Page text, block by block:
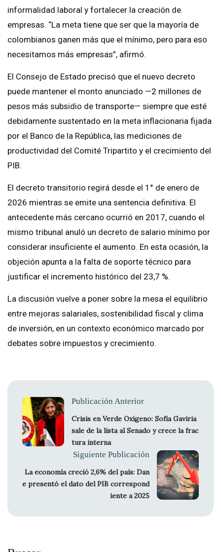
informalidad laboral y fortalecer la creación de
empresas. “La meta tiene que ser que la mayoría de
colombianos ganen más que el mínimo, pero para eso
necesitamos más empresas”, afirmó.
El Consejo de Estado precisó que el nuevo decreto
puede mantener el monto anunciado —2 millones de
pesos más subsidio de transporte— siempre que esté
debidamente sustentado en la meta inflacionaria fijada
por el Banco de la República, las mediciones de
productividad del Comité Tripartito y el crecimiento del
PIB.
El decreto transitorio regirá desde el 1° de enero de
2026 mientras se emite una sentencia definitiva. El
antecedente más cercano ocurrió en 2017, cuando el
mismo tribunal anuló un decreto de salario mínimo por
considerar insuficiente el aumento. En esta ocasión, la
objeción apunta a la falta de soporte técnico para
justificar el incremento histórico del 23,7 %.
La discusión vuelve a poner sobre la mesa el equilibrio
entre mejoras salariales, sostenibilidad fiscal y clima
de inversión, en un contexto económico marcado por
debates sobre impuestos y crecimiento.
Publicación Anterior
Crisis en Verde Oxígeno: Sofía Gaviria
sale de la lista al Senado y crece la frac
tura interna
Siguiente Publicación
La economía creció 2,6% del país: Dan
e presentó el dato del PIB correspond
iente a 2025